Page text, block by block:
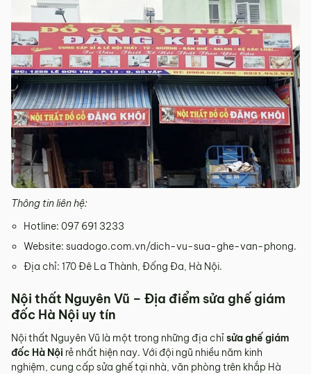
Thông tin liên hệ:
Hotline: 097 691 3233
Website: suadogo.com.vn/dich-vu-sua-ghe-van-phong.
Địa chỉ: 170 Đê La Thành, Đống Đa, Hà Nội.
Nội thất Nguyên Vũ – Địa điểm sửa ghế giám
đốc Hà Nội uy tín
Nội thất Nguyên Vũ là một trong những địa chỉsửa ghế giám
đốc Hà Nội rẻ nhất hiện nay. Với đội ngũ nhiều năm kinh
nghiệm, cung cấp sửa ghế tại nhà, văn phòng trên khắp Hà